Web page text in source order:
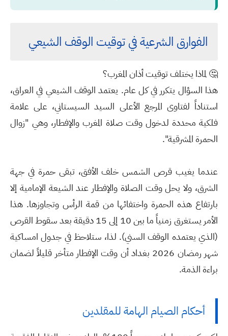
الفوارق الشرعية في توقيت الوقف الشيعي
🤔لماذا يختلف توقيت أذان المغرب؟
هذا السؤال يتكرر في كل عام. يعتمد الوقف الشيعي في العراق،
استناداً لفتاوى المرجع الأعلى السيد السيستاني، على علامة
فلكية محددة لدخول وقت صلاة المغرب والإفطار، وهي "زوال
الحمرة المشرقية".
عندما يغيب قرص الشمس خلف الأفق، تبقى حمرة في جهة
الشرق، ولا يحل وقت الصلاة والإفطار عند الشيعة الإمامية إلا
بارتفاع هذه الحمرة واختفائها من قمة الرأس وتجاوزها. هذا
الأمر يستغرق زمنياً ما بين 10 إلى 15 دقيقة بعد سقوط القرص
(الذي يعتمده الوقف السني). لذا، ستلاحظ في جدول امساكية
شهر رمضان 2026 بغداد
أن وقت الإفطار متأخر قليلاً لضمان
براءة الذمة.
أحكام الصيام الهامة للمقلدين